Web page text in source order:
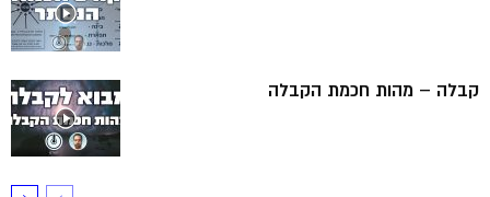
קבלה – מהות חכמת הקבלה